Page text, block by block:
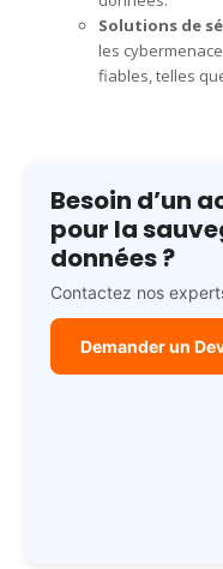
Solutions de
les
fiables, telles
Besoin d’un
pour la
données ?
Contactez nos
Demander un